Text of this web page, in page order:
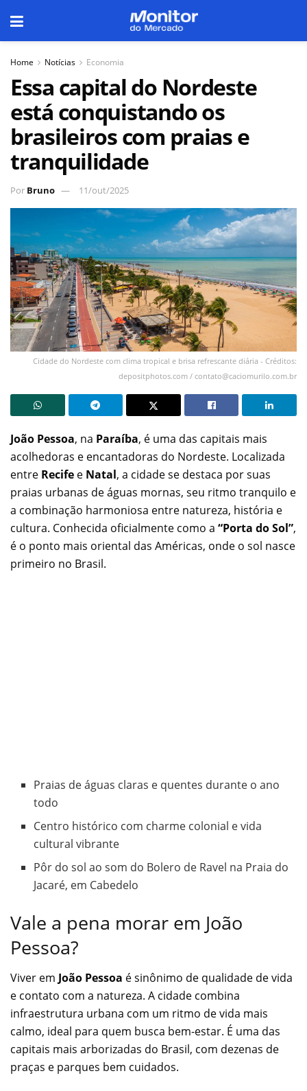
Home Notícias Economia
Essa capital do Nordeste
está conquistando os
brasileiros com praias e
tranquilidade
Por Bruno 11/out/2025
Cidade do Nordeste com clima tropical e brisa refrescante diária - Créditos:
depositphotos.com / contato@caciomurilo.com.br
João Pessoa, na Paraíba, é uma das capitais mais
acolhedoras e encantadoras do Nordeste. Localizada
entre Recife e Natal, a cidade se destaca por suas
praias urbanas de águas mornas, seu ritmo tranquilo e
a combinação harmoniosa entre natureza, história e
cultura. Conhecida oficialmente como a “Porta do Sol”,
é o ponto mais oriental das Américas, onde o sol nasce
primeiro no Brasil.
Praias de águas claras e quentes durante o ano
todo
Centro histórico com charme colonial e vida
cultural vibrante
Pôr do sol ao som do Bolero de Ravel na Praia do
Jacaré, em Cabedelo
Vale a pena morar em João
Pessoa?
Viver em João Pessoa é sinônimo de qualidade de vida
e contato com a natureza. A cidade combina
infraestrutura urbana com um ritmo de vida mais
calmo, ideal para quem busca bem-estar. É uma das
capitais mais arborizadas do Brasil, com dezenas de
praças e parques bem cuidados.